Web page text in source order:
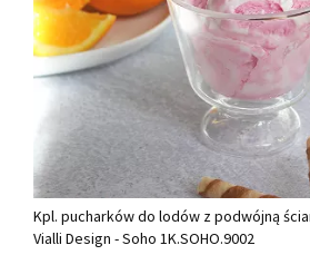
Kpl. pucharków do lodów z podwójną
Vialli Design - Soho 1K.SOHO.9002